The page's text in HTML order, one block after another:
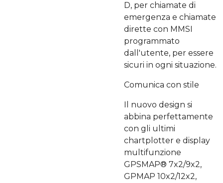
D, per chiamate di
emergenza e chiamate
dirette con MMSI
programmato
dall'utente, per essere
sicuri in ogni situazione.
Comunica con stile
Il nuovo design si
abbina perfettamente
con gli ultimi
chartplotter e display
multifunzione
GPSMAP® 7x2/9x2,
GPMAP 10x2/12x2,